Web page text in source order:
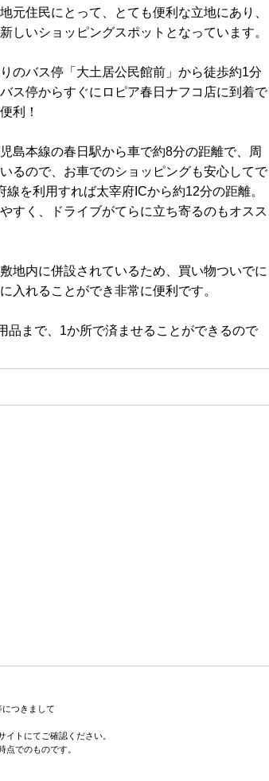
元住民にとって、とても便利な立地にあり、
しいショッピングスポットとなっています。
のバス停「大土居公民館前」から徒歩約1分
ス停からすぐにロピア春日ナフコ店に到着で
利！
島本線の春日駅から車で約8分の距離で、周
るので、お車でのショッピングも安心してで
を利用すれば太宰府ICから約12分の距離。
すく、ドライブがてらに立ち寄るのもオスス
地内に併設されているため、買い物ついでに
入れることができ非常に便利です。
品まで、1か所で済ませることができるので
につきまして
イトにてご確認ください。
点でのものです。